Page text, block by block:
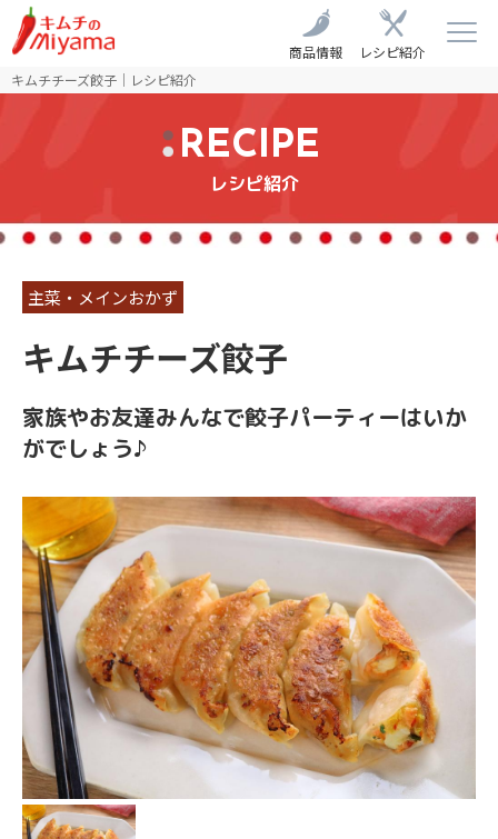
商品情報
レシピ紹介
キムチチーズ餃子｜レシピ紹介
RECIPE
レシピ紹介
主菜・メインおかず
キムチチーズ餃子
家族やお友達みんなで餃子パーティーはいか
がでしょう♪